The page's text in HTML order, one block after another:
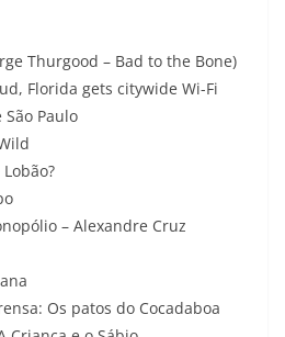
Thurgood – Bad to the Bone)
Florida gets citywide Wi-Fi
Paulo
– Alexandre Cruz
Os patos do Cocadaboa